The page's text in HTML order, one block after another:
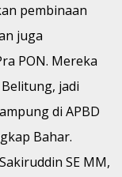
pembinaan
juga
PON. Mereka
jadi
di APBD
Bahar.
SE MM,